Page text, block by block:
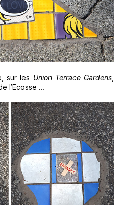
sur les Union Terrace Gardens
l’Ecosse …